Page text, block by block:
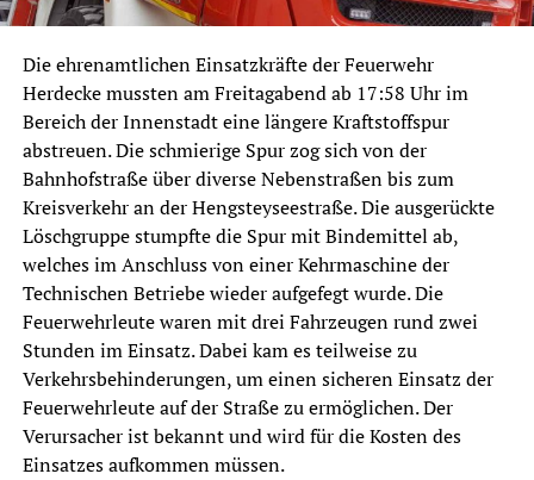
Die ehrenamtlichen Einsatzkräfte der Feuerwehr
Herdecke mussten am Freitagabend ab 17:58 Uhr im
Bereich der Innenstadt eine längere Kraftstoffspur
abstreuen. Die schmierige Spur zog sich von der
Bahnhofstraße über diverse Nebenstraßen bis zum
Kreisverkehr an der Hengsteyseestraße. Die ausgerückte
Löschgruppe stumpfte die Spur mit Bindemittel ab,
welches im Anschluss von einer Kehrmaschine der
Technischen Betriebe wieder aufgefegt wurde. Die
Feuerwehrleute waren mit drei Fahrzeugen rund zwei
Stunden im Einsatz. Dabei kam es teilweise zu
Verkehrsbehinderungen, um einen sicheren Einsatz der
Feuerwehrleute auf der Straße zu ermöglichen. Der
Verursacher ist bekannt und wird für die Kosten des
Einsatzes aufkommen müssen.